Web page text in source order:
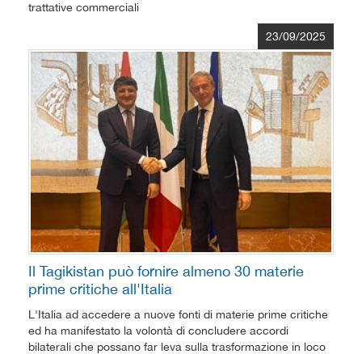
trattative commerciali
23/09/2025
Il Tagikistan può fornire almeno 30 materie
prime critiche all'Italia
L'Italia ad accedere a nuove fonti di materie prime critiche
ed ha manifestato la volontà di concludere accordi
bilaterali che possano far leva sulla trasformazione in loco